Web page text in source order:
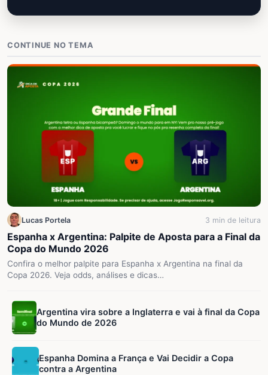
CONTINUE NO TEMA
Lucas Portela 3 min de leitura
Espanha x Argentina: Palpite de Aposta para a Final da
Copa do Mundo 2026
Confira o melhor palpite para Espanha x Argentina na final da
Copa 2026. Veja odds, análises e dicas…
Argentina vira sobre a Inglaterra e vai à final da Copa
do Mundo de 2026
Espanha Domina a França e Vai Decidir a Copa
contra a Argentina